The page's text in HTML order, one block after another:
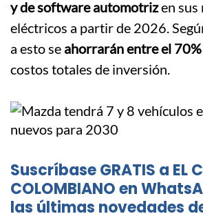
y de software automotrizen sus
eléctricos a partir de 2026.
a esto se ahorrarán entre el
costos totales de inversión.
Suscríbase GRATIS a EL
COLOMBIANO en
las últimas novedades